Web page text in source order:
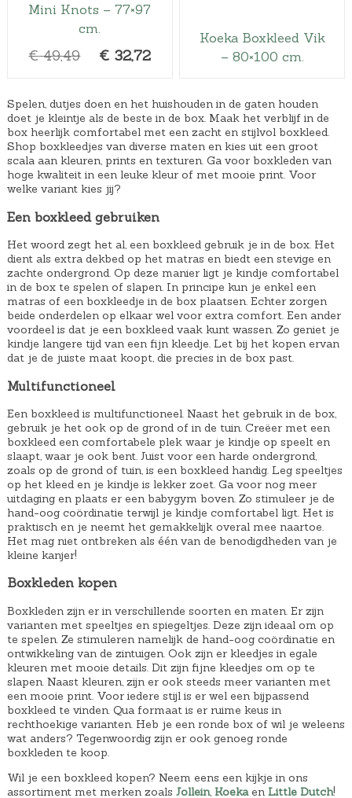
Mini Knots – 77×97
cm.
€ 49,49
O
s
p
r
o
n
k
e
l
i
j
k
e
p
r
j
s
w
a
s
:
€
9
,
4
9
.
€ 32,72
d
i
g
e
r
i
j
s
i
s
:
€
,
7
2
.
Koeka Boxkleed Vik
– 80×100 cm.
Spelen, dutjes doen en het huishouden in de gaten houden
doet je kleintje als de beste in de box. Maak het verblijf in de
box heerlijk comfortabel met een zacht en stijlvol boxkleed.
Shop boxkleedjes van diverse maten en kies uit een groot
scala aan kleuren, prints en texturen. Ga voor boxkleden van
hoge kwaliteit in een leuke kleur of met mooie print. Voor
welke variant kies jij?
Een boxkleed gebruiken
Het woord zegt het al, een boxkleed gebruik je in de box. Het
dient als extra dekbed op het matras en biedt een stevige en
zachte ondergrond. Op deze manier ligt je kindje comfortabel
in de box te spelen of slapen. In principe kun je enkel een
matras of een boxkleedje in de box plaatsen. Echter zorgen
beide onderdelen op elkaar wel voor extra comfort. Een ander
voordeel is dat je een boxkleed vaak kunt wassen. Zo geniet je
kindje langere tijd van een fijn kleedje. Let bij het kopen ervan
dat je de juiste maat koopt, die precies in de box past.
Multifunctioneel
Een boxkleed is multifunctioneel. Naast het gebruik in de box,
gebruik je het ook op de grond of in de tuin. Creëer met een
boxkleed een comfortabele plek waar je kindje op speelt en
slaapt, waar je ook bent. Juist voor een harde ondergrond,
zoals op de grond of tuin, is een boxkleed handig. Leg speeltjes
op het kleed en je kindje is lekker zoet. Ga voor nog meer
uitdaging en plaats er een babygym boven. Zo stimuleer je de
hand-oog coördinatie terwijl je kindje comfortabel ligt. Het is
praktisch en je neemt het gemakkelijk overal mee naartoe.
Het mag niet ontbreken als één van de benodigdheden van je
kleine kanjer!
Boxkleden kopen
Boxkleden zijn er in verschillende soorten en maten. Er zijn
varianten met speeltjes en spiegeltjes. Deze zijn ideaal om op
te spelen. Ze stimuleren namelijk de hand-oog coördinatie en
ontwikkeling van de zintuigen. Ook zijn er kleedjes in egale
kleuren met mooie details. Dit zijn fijne kleedjes om op te
slapen. Naast kleuren, zijn er ook steeds meer varianten met
een mooie print. Voor iedere stijl is er wel een bijpassend
boxkleed te vinden. Qua formaat is er ruime keus in
rechthoekige varianten. Heb je een ronde box of wil je weleens
wat anders? Tegenwoordig zijn er ook genoeg ronde
boxkleden te koop.
Wil je een boxkleed kopen? Neem eens een kijkje in ons
assortiment met merken zoals Jollein, Koekaen Little Dutch!